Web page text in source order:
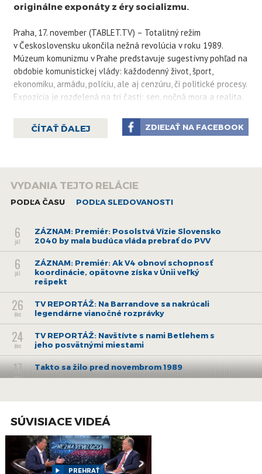
originálne exponáty z éry socializmu.
Praha, 17. november (TABLET.TV) – Totalitný režim
v Československu ukončila nežná revolúcia v roku 1989.
Múzeum komunizmu v Prahe predstavuje sugestívny pohľad na
obdobie komunistickej vlády: každodenný život, šport,
ekonomiku, armádu, políciu, ale aj cenzúru, či politické procesy.
Expozícia je rozdelená na tri časti: sen, nočná mora a realita.
ČÍTAŤ ĎALEJ ZDIEĽAŤ NA FACEBOOK
VYDANIA TEJTO RELÁCIE
PODĽA ČASU PODĽA SLEDOVANOSTI
6
júl
ZÁZNAM: Premiér: Posolstvá Vízie Slovensko
2040 by mala budúca vláda prebrať do PVV
6
júl
ZÁZNAM: Premiér: Ak V4 obnoví schopnosť
koordinácie, opätovne získa v Únii veľký
rešpekt
26
dec
TV REPORTÁŽ: Na Barrandove sa nakrúcali
legendárne vianočné rozprávky
24
dec
TV REPORTÁŽ: Navštívte s nami Betlehem s
jeho posvätnými miestami
17
nov
Takto sa žilo pred novembrom 1989
27
6
16
máj
DOBRÉ SRDCE ocení najlepších pracovníkov v
sociálnych službách
SÚVISIACE VIDEÁ
PREHRAŤ